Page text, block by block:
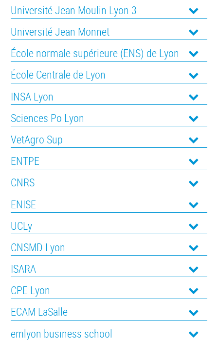
Université Jean Moulin Lyon 3
Université Jean Monnet
École normale supérieure (ENS) de Lyon
École Centrale de Lyon
INSA Lyon
Sciences Po Lyon
VetAgro Sup
ENTPE
CNRS
ENISE
UCLy
CNSMD Lyon
ISARA
CPE Lyon
ECAM LaSalle
emlyon business school